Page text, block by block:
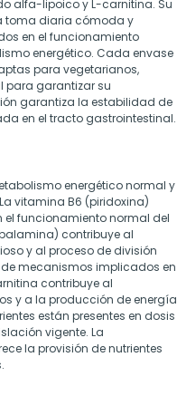
alfa-lipoico y L-carnitina. Su
toma diaria cómoda y
en el funcionamiento
energético. Cada envase
para vegetarianos,
para garantizar su
garantiza la estabilidad de
en el tracto gastrointestinal.
energético normal y
vitamina B6 (piridoxina)
el funcionamiento normal del
contribuye al
y al proceso de división
mecanismos implicados en
contribuye al
y a la producción de energía
están presentes en dosis
vigente. La
la provisión de nutrientes